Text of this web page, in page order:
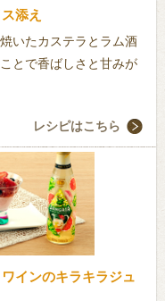
添え
いたカステラとラム酒
とで香ばしさと甘みが
レシピはこちら
インのキラキラジュ